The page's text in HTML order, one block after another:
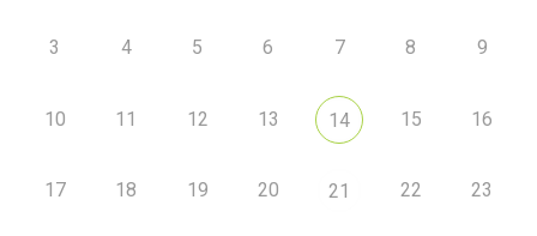
3 4 5 6 7 8 9
10 11 12 13 14 15 16
17 18 19 20 21 22 23